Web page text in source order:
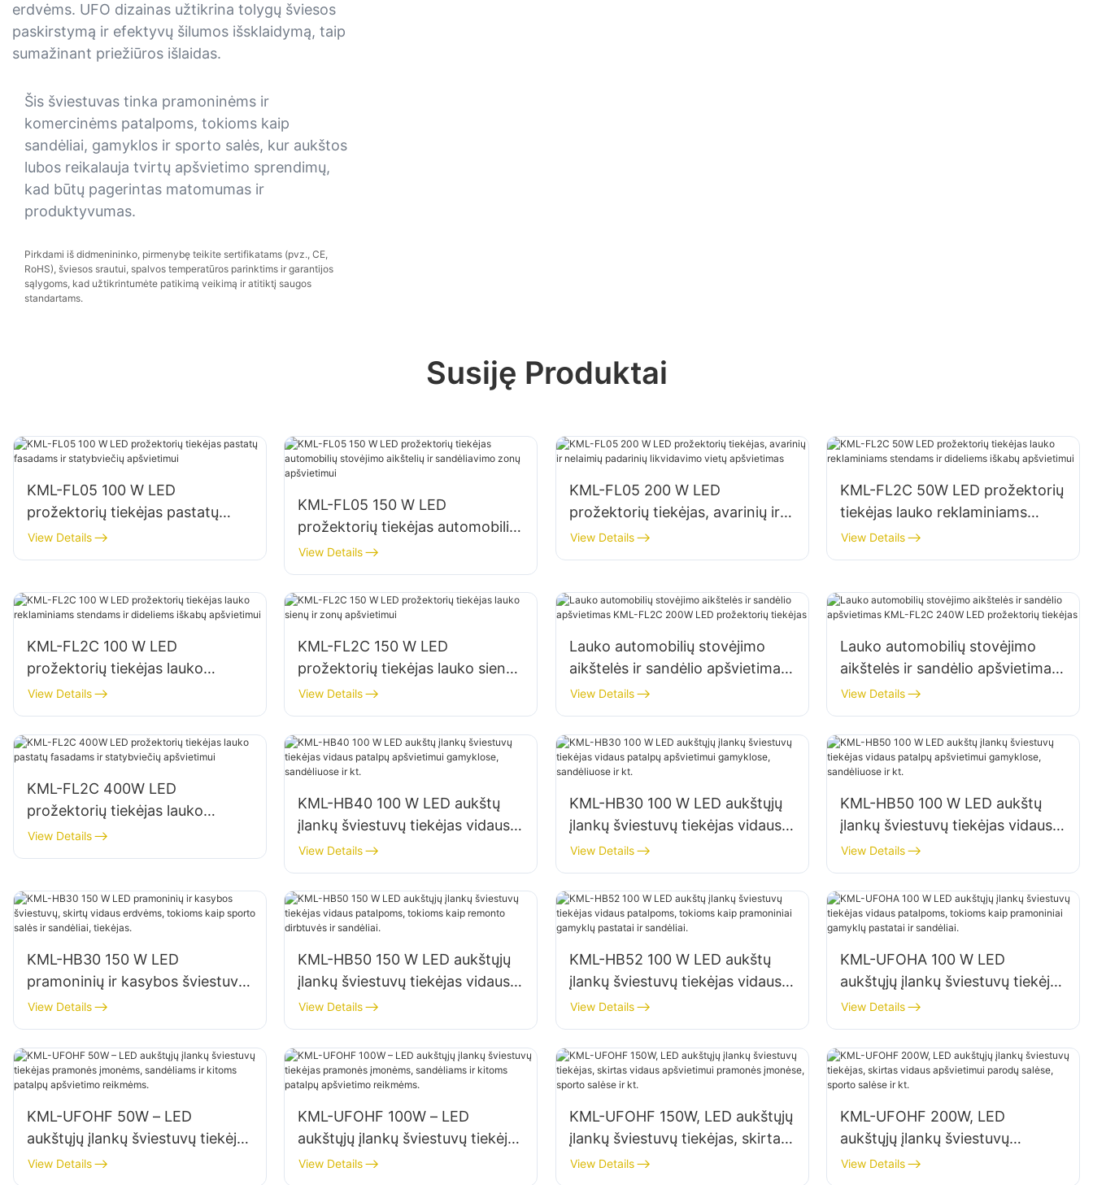
erdvėms. UFO dizainas užtikrina tolygų šviesos
paskirstymą ir efektyvų šilumos išsklaidymą, taip
sumažinant priežiūros išlaidas.
Šis šviestuvas tinka pramoninėms ir
komercinėms patalpoms, tokioms kaip
sandėliai, gamyklos ir sporto salės, kur aukštos
lubos reikalauja tvirtų apšvietimo sprendimų,
kad būtų pagerintas matomumas ir
produktyvumas.
Pirkdami iš didmenininko, pirmenybę teikite sertifikatams (pvz., CE,
RoHS), šviesos srautui, spalvos temperatūros parinktims ir garantijos
sąlygoms, kad užtikrintumėte patikimą veikimą ir atitiktį saugos
standartams.
Susiję Produktai
KML-FL05 100 W LED
prožektorių tiekėjas pastatų
fasadams ir statybviečių
apšvietimui
View Details
KML-FL05 150 W LED
prožektorių tiekėjas automobilių
stovėjimo aikštelių ir
sandėliavimo zonų apšvietimui
View Details
KML-FL05 200 W LED
prožektorių tiekėjas, avarinių ir
nelaimių padarinių likvidavimo
vietų apšvietimas
View Details
KML-FL2C 50W LED prožektorių
tiekėjas lauko reklaminiams
stendams ir dideliems iškabų
apšvietimui
View Details
KML-FL2C 100 W LED
prožektorių tiekėjas lauko
reklaminiams stendams ir
dideliems iškabų apšvietimui
View Details
KML-FL2C 150 W LED
prožektorių tiekėjas lauko sienų
ir zonų apšvietimui
View Details
Lauko automobilių stovėjimo
aikštelės ir sandėlio apšvietimas
KML-FL2C 200W LED
prožektorių tiekėjas
View Details
Lauko automobilių stovėjimo
aikštelės ir sandėlio apšvietimas
KML-FL2C 240W LED
prožektorių tiekėjas
View Details
KML-FL2C 400W LED
prožektorių tiekėjas lauko
pastatų fasadams ir statybviečių
apšvietimui
View Details
KML-HB40 100 W LED aukštų
įlankų šviestuvų tiekėjas vidaus
patalpų apšvietimui gamyklose,
sandėliuose ir kt.
View Details
KML-HB30 100 W LED aukštųjų
įlankų šviestuvų tiekėjas vidaus
patalpų apšvietimui gamyklose,
sandėliuose ir kt.
View Details
KML-HB50 100 W LED aukštų
įlankų šviestuvų tiekėjas vidaus
patalpų apšvietimui gamyklose,
sandėliuose ir kt.
View Details
KML-HB30 150 W LED
pramoninių ir kasybos šviestuvų,
skirtų vidaus erdvėms, tokioms
kaip sporto salės ir sandėliai,
tiekėjas.
View Details
KML-HB50 150 W LED aukštųjų
įlankų šviestuvų tiekėjas vidaus
patalpoms, tokioms kaip
remonto dirbtuvės ir sandėliai.
View Details
KML-HB52 100 W LED aukštų
įlankų šviestuvų tiekėjas vidaus
patalpoms, tokioms kaip
pramoniniai gamyklų pastatai ir
sandėliai.
View Details
KML-UFOHA 100 W LED
aukštųjų įlankų šviestuvų tiekėjas
vidaus patalpoms, tokioms kaip
pramoniniai gamyklų pastatai ir
sandėliai.
View Details
KML-UFOHF 50W – LED
aukštųjų įlankų šviestuvų tiekėjas
pramonės įmonėms, sandėliams
View Details
KML-UFOHF 100W – LED
aukštųjų įlankų šviestuvų tiekėjas
pramonės įmonėms, sandėliams
View Details
KML-UFOHF 150W, LED aukštųjų
įlankų šviestuvų tiekėjas, skirtas
vidaus apšvietimui pramonės
View Details
KML-UFOHF 200W, LED
aukštųjų įlankų šviestuvų
tiekėjas, skirtas vidaus
View Details